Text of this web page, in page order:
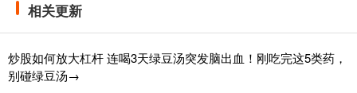
相关更新
炒股如何放大杠杆 连喝3天绿豆汤突发脑出血！刚吃完这5类药，
别碰绿豆汤→